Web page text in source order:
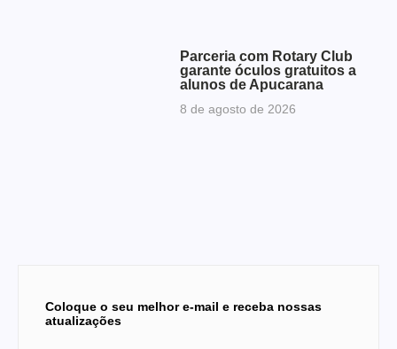
Parceria com Rotary Club
garante óculos gratuitos a
alunos de Apucarana
8 de agosto de 2026
Coloque o seu melhor e-mail e receba nossas
atualizações